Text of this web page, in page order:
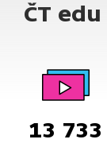
ČT
13 733